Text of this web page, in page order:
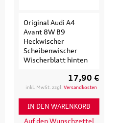
Original Audi A4
Avant 8W B9
Heckwischer
Scheibenwischer
Wischerblatt hinten
17,90 €
inkl. MwSt. zzgl. Versandkosten
IN DEN WARENKORB
Auf den Wunschzettel